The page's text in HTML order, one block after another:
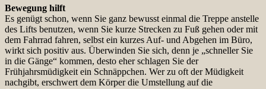
Bewegung hilft
Es genügt schon, wenn Sie ganz bewusst einmal die Treppe anstelle
des Lifts benutzen, wenn Sie kurze Strecken zu Fuß gehen oder mit
dem Fahrrad fahren, selbst ein kurzes Auf- und Abgehen im Büro,
wirkt sich positiv aus. Überwinden Sie sich, denn je „schneller Sie
in die Gänge“ kommen, desto eher schlagen Sie der
Frühjahrsmüdigkeit ein Schnäppchen. Wer zu oft der Müdigkeit
nachgibt, erschwert dem Körper die Umstellung auf die